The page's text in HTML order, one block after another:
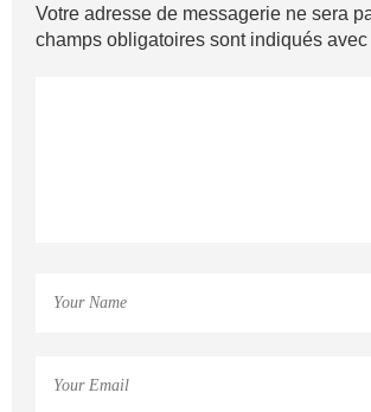
Votre adresse de messagerie ne sera
champs obligatoires sont indiqués avec